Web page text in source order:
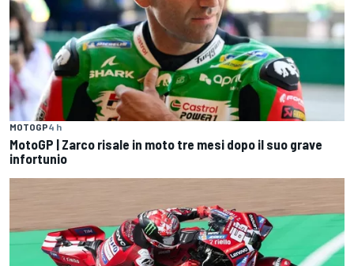
MOTOGP4 h
MotoGP | Zarco risale in moto tre mesi dopo il suo grave
infortunio